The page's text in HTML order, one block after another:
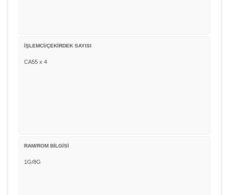
İŞLEMCİ/ÇEKİRDEK SAYISI
CA55 x 4
RAM/ROM BİLGİSİ
1G/8G